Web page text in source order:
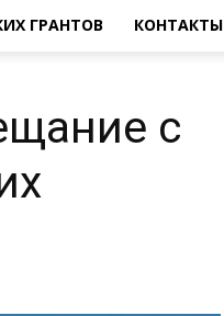
ГРАНТОВ КОНТАКТЫ
с